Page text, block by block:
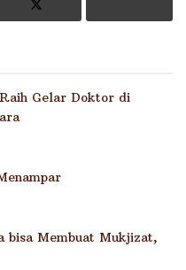
Gelar Doktor di
bisa Membuat Mukjizat,